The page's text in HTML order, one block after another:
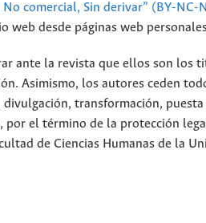
comercial, Sin derivar” (BY-NC-
web desde páginas web
ante la revista que ellos son los
Asimismo, los autores ceden
transformación,
el término de la protección
de Ciencias Humanas de la